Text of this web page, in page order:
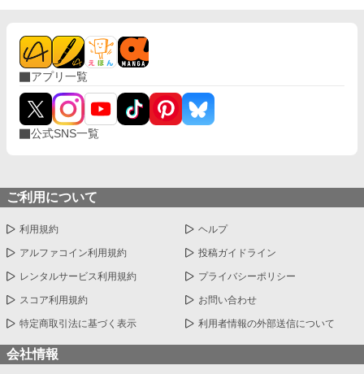
アプリ一覧
公式SNS一覧
ご利用について
利用規約 ヘルプ
アルファコイン利用規約 投稿ガイドライン
レンタルサービス利用規約 プライバシーポリシー
スコア利用規約 お問い合わせ
特定商取引法に基づく表示 利用者情報の外部送信について
会社情報